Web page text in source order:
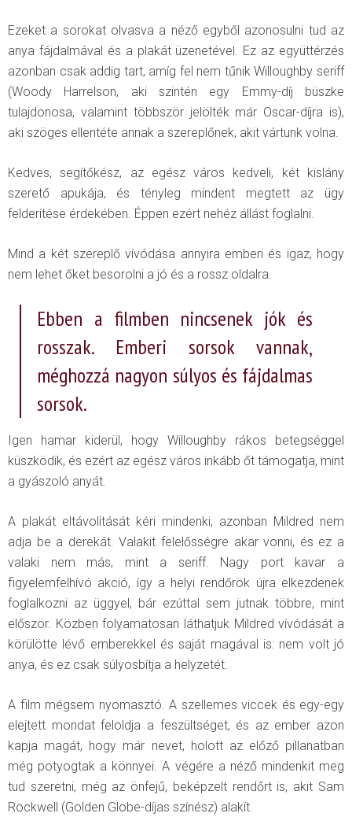
Ezeket a sorokat olvasva a néző egyből azonosulni tud az
anya fájdalmával és a plakát üzenetével. Ez az együttérzés
azonban csak addig tart, amíg fel nem tűnik Willoughby seriff
(Woody Harrelson, aki szintén egy Emmy-díj büszke
tulajdonosa, valamint többször jelölték már Oscar-díjra is),
aki szöges ellentéte annak a szereplőnek, akit vártunk volna.
Kedves, segítőkész, az egész város kedveli, két kislány
szerető apukája, és tényleg mindent megtett az ügy
felderítése érdekében. Éppen ezért nehéz állást foglalni.
Mind a két szereplő vívódása annyira emberi és igaz, hogy
nem lehet őket besorolni a jó és a rossz oldalra.
Ebben a filmben nincsenek jók és
rosszak. Emberi sorsok vannak,
méghozzá nagyon súlyos és fájdalmas
sorsok.
Igen hamar kiderül, hogy Willoughby rákos betegséggel
küszködik, és ezért az egész város inkább őt támogatja, mint
a gyászoló anyát.
A plakát eltávolítását kéri mindenki, azonban Mildred nem
adja be a derekát. Valakit felelősségre akar vonni, és ez a
valaki nem más, mint a seriff. Nagy port kavar a
figyelemfelhívó akció, így a helyi rendőrök újra elkezdenek
foglalkozni az üggyel, bár ezúttal sem jutnak többre, mint
először. Közben folyamatosan láthatjuk Mildred vívódását a
körülötte lévő emberekkel és saját magával is: nem volt jó
anya, és ez csak súlyosbítja a helyzetét.
A film mégsem nyomasztó. A szellemes viccek és egy-egy
elejtett mondat feloldja a feszültséget, és az ember azon
kapja magát, hogy már nevet, holott az előző pillanatban
még potyogtak a könnyei. A végére a néző mindenkit meg
tud szeretni, még az önfejű, beképzelt rendőrt is, akit Sam
Rockwell (Golden Globe-díjas színész) alakít.